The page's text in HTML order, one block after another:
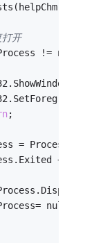
开
!= null
;
=
+=
null;